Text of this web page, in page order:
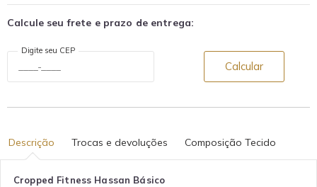
Calcule seu frete e prazo de entrega:
Digite seu CEP
Calcular
Descrição Trocas e devoluções Composição Tecido
Cropped Fitness Hassan Básico